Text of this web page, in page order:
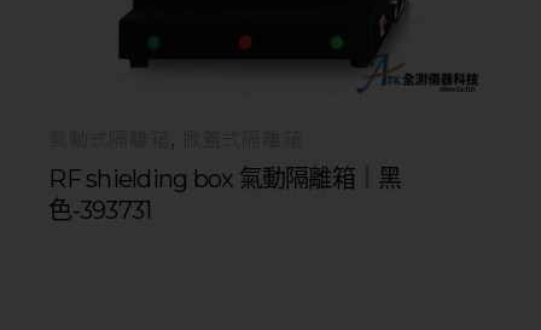
RF shielding box 氣動隔離箱｜黑
色-393731